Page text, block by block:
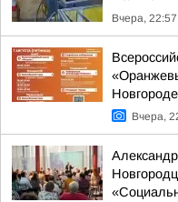
Вчера, 22:57
Новгороде
Вчера,